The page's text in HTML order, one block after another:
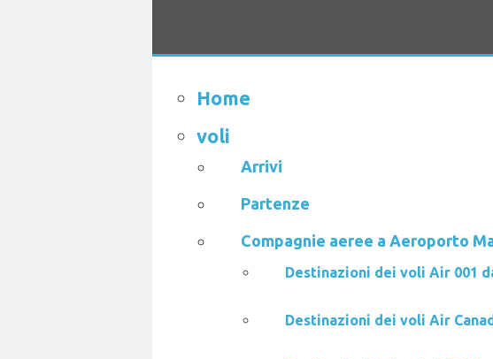
Home
voli
Arrivi
Partenze
Compagnie aeree a Aeroporto
Destinazioni dei voli Air 001
Destinazioni dei voli Air